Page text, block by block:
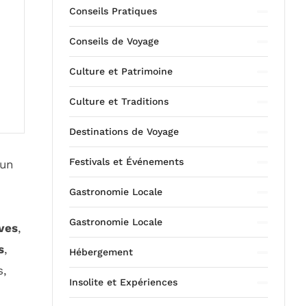
,
,
Conseils Pratiques
Conseils de Voyage
Culture et Patrimoine
Culture et Traditions
Destinations de Voyage
Festivals et Événements
Gastronomie Locale
Gastronomie Locale
Hébergement
Insolite et Expériences